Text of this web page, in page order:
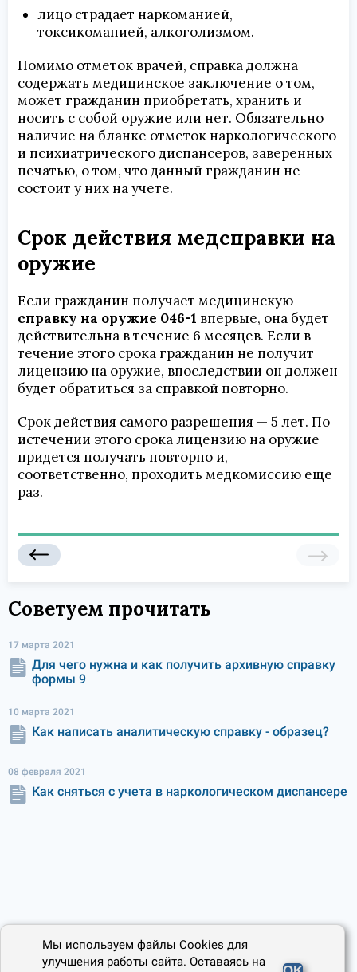
лицо страдает наркоманией,
токсикоманией, алкоголизмом.
Помимо отметок врачей, справка должна
содержать медицинское заключение о том,
может гражданин приобретать, хранить и
носить с собой оружие или нет. Обязательно
наличие на бланке отметок наркологического
и психиатрического диспансеров, заверенных
печатью, о том, что данный гражданин не
состоит у них на учете.
Срок действия медсправки на
оружие
Если гражданин получает медицинскую
справку на оружие 046-1 впервые, она будет
действительна в течение 6 месяцев. Если в
течение этого срока гражданин не получит
лицензию на оружие, впоследствии он должен
будет обратиться за справкой повторно.
Срок действия самого разрешения — 5 лет. По
истечении этого срока лицензию на оружие
придется получать повторно и,
соответственно, проходить медкомиссию еще
раз.
Советуем прочитать
17 марта 2021
Для чего нужна и как получить архивную справку
формы 9
10 марта 2021
Как написать аналитическую справку - образец?
08 февраля 2021
Как сняться с учета в наркологическом диспансере
Мы используем файлы Cookies для
улучшения работы сайта. Оставаясь на